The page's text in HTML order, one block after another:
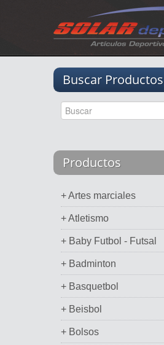
Buscar Productos
Productos
+ Artes marciales
+ Atletismo
+ Baby Futbol - Futsal
+ Badminton
+ Basquetbol
+ Beisbol
+ Bolsos